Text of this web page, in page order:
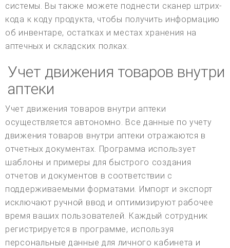
системы. Вы также можете поднести сканер штрих-
кода к коду продукта, чтобы получить информацию
об инвентаре, остатках и местах хранения на
аптечных и складских полках.
Учет движения товаров внутри
аптеки
Учет движения товаров внутри аптеки
осуществляется автономно. Все данные по учету
движения товаров внутри аптеки отражаются в
отчетных документах. Программа использует
шаблоны и примеры для быстрого создания
отчетов и документов в соответствии с
поддерживаемыми форматами. Импорт и экспорт
исключают ручной ввод и оптимизируют рабочее
время ваших пользователей. Каждый сотрудник
регистрируется в программе, используя
персональные данные для личного кабинета и